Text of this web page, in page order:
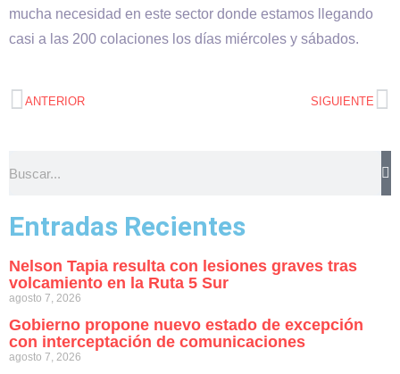
mucha necesidad en este sector donde estamos llegando
casi a las 200 colaciones los días miércoles y sábados.
ANTERIOR SIGUIENTE
Entradas Recientes
Nelson Tapia resulta con lesiones graves tras
volcamiento en la Ruta 5 Sur
agosto 7, 2026
Gobierno propone nuevo estado de excepción
con interceptación de comunicaciones
agosto 7, 2026